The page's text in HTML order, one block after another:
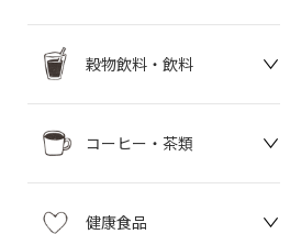
穀物飲料・飲料
コーヒー・茶類
健康食品